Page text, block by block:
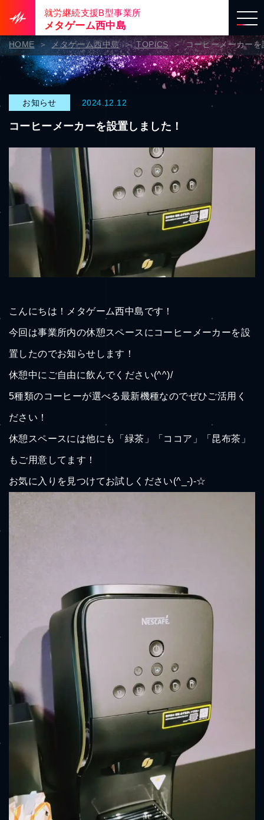
就労継続支援B型事業所
メタゲーム西中島
HOME メタゲーム西中島 TOPICS コーヒーメーカー
お知らせ 2024.12.12
コーヒーメーカーを設置しました！
こんにちは！メタゲーム西中島です！
今回は事業所内の休憩スペースにコーヒーメーカーを設
置したのでお知らせします！
休憩中にご自由に飲んでください(^^)/
5種類のコーヒーが選べる最新機種なのでぜひご活用く
ださい！
休憩スペースには他にも「緑茶」「ココア」「昆布茶」
もご用意してます！
お気に入りを見つけてお試しください(^_-)-☆